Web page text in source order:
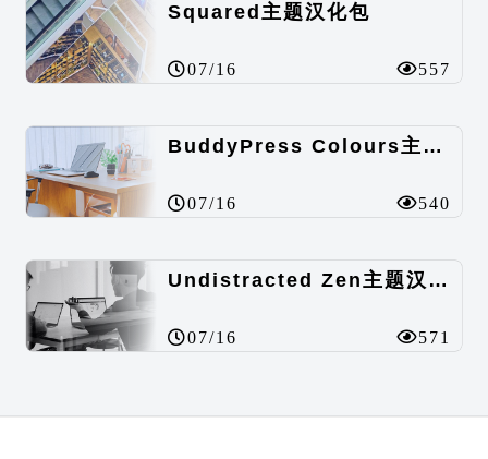
Squared主题汉化包
07/16 557
BuddyPress Colours主题汉化包
07/16 540
Undistracted Zen主题汉化包
07/16 571